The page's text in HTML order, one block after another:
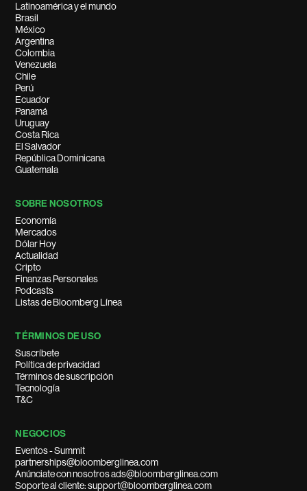
Latinoamérica y el mundo
Brasil
México
Argentina
Colombia
Venezuela
Chile
Perú
Ecuador
Panamá
Uruguay
Costa Rica
El Salvador
República Dominicana
Guatemala
SOBRE NOSOTROS
Economía
Mercados
Dólar Hoy
Actualidad
Cripto
Finanzas Personales
Podcasts
Listas de Bloomberg Línea
TÉRMINOS DE USO
Suscríbete
Política de privacidad
Términos de suscripción
Tecnología
T&C
NEGOCIOS
Eventos - Summit
partnerships@bloomberglinea.com
Anúnciate con nosotros ads@bloomberglinea.com
Soporte al cliente: support@bloomberglinea.com